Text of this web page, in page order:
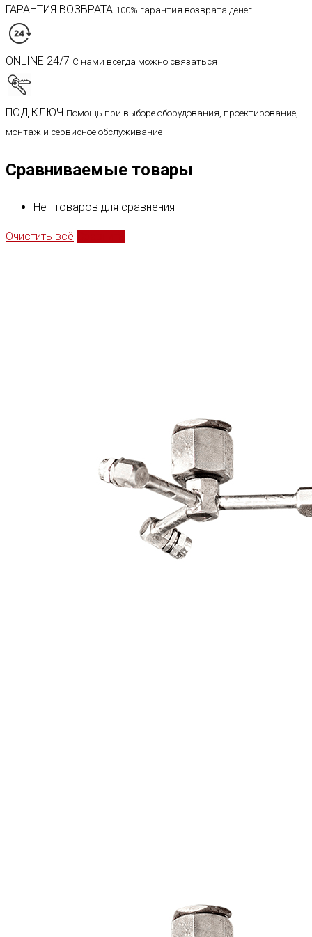
ГАРАНТИЯ ВОЗВРАТА 100% гарантия возврата денег
ONLINE 24/7 С нами всегда можно связаться
ПОД КЛЮЧ Помощь при выборе оборудования, проектирование,
монтаж и сервисное обслуживание
Сравниваемые товары
Нет товаров для сравнения
Очистить всё